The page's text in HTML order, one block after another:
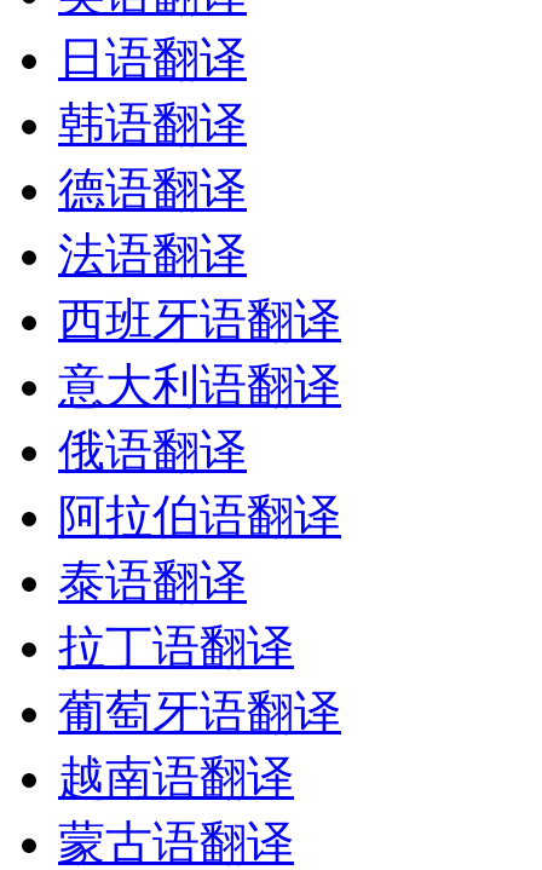
日语翻译
韩语翻译
德语翻译
法语翻译
西班牙语翻译
意大利语翻译
俄语翻译
阿拉伯语翻译
泰语翻译
拉丁语翻译
葡萄牙语翻译
越南语翻译
蒙古语翻译